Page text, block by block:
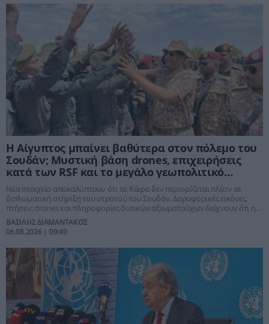
Η Αίγυπτος μπαίνει βαθύτερα στον πόλεμο του
Σουδάν; Μυστική βάση drones, επιχειρήσεις
κατά των RSF και το μεγάλο γεωπολιτικό
στοίχημα του Σίσι
Νέα στοιχεία αποκαλύπτουν ότι το Κάιρο δεν περιορίζεται πλέον σε
διπλωματική στήριξη του στρατού του Σουδάν. Δορυφορικές εικόνες,
πτήσεις drones και πληροφορίες δυτικών αξιωματούχων δείχνουν ότι η
Αίγυπτος έχει εξελιχθεί σε κρίσιμο παράγοντα του πολέμου, επιχειρώντας
να διασφαλίσει την επιβίωση του στρατηγού Αμπντέλ Φατάχ αλ-
Μπουρχάν και να προστατεύσει τα δικά της ζωτικά συμφέροντα στον
Νείλο και την περιοχή.
ΒΑΣΙΛΗΣ ΔΙΑΜΑΝΤΑΚΟΣ
06.08.2026 | 09:49